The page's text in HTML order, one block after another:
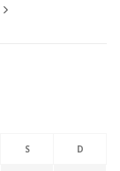
S D